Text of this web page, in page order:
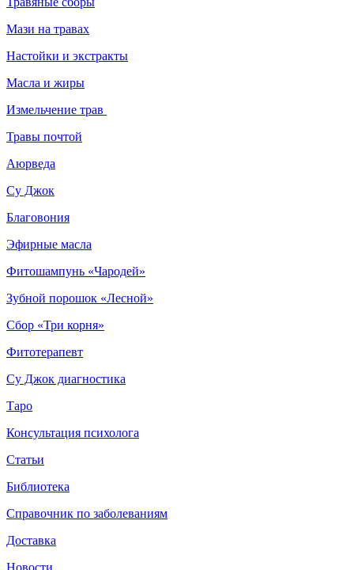
Мази на травах
Настойки и экстракты
Масла и жиры
Измельчение трав
Травы почтой
Аюрведа
Су Джок
Благовония
Эфирные масла
Фитошампунь «Чародей»
Зубной порошок «Лесной»
Сбор «Три корня»
Фитотерапевт
Су Джок диагностика
Таро
Консультация психолога
Статьи
Библиотека
Справочник по заболеваниям
Доставка
Новости